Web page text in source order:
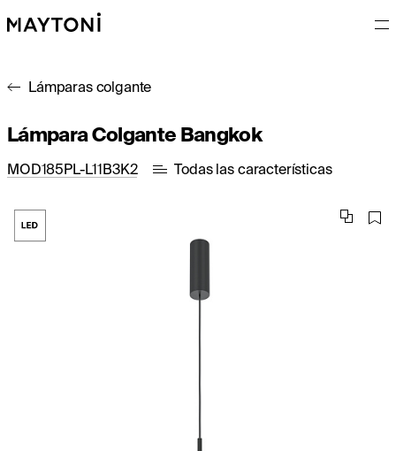
Lámparas colgante
Lámpara Colgante Bangkok
MOD185PL-L11B3K2 Todas las características